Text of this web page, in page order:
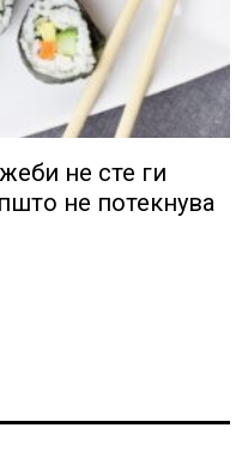
не сте ги
не потекнува